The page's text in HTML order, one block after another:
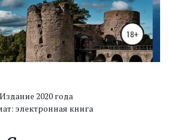
Издание 2020 года
электронная книга